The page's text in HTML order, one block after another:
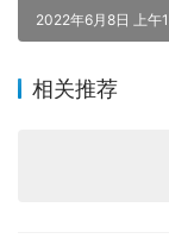
2022年6月8日 上午
相关推荐